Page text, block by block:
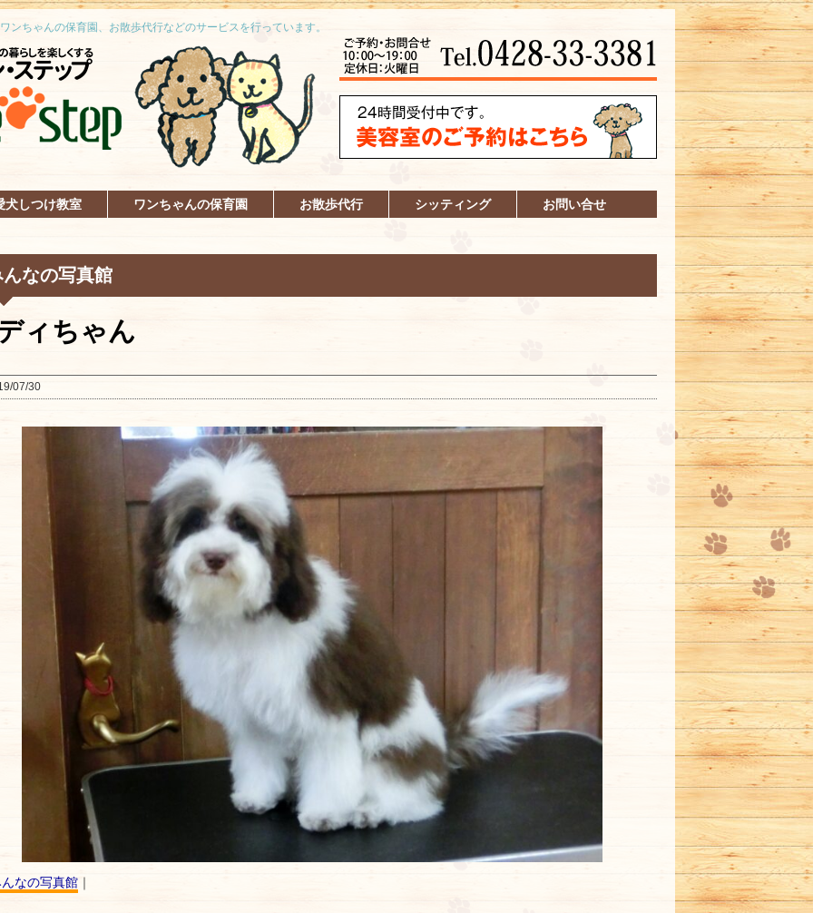
ちゃんの保育園、お散歩代行などのサービスを行っています。
犬しつけ教室 ワンちゃんの保育園 お散歩代行 シッティング お問い合せ
んなの写真館
ィちゃん
07/30
なの写真館 ｜